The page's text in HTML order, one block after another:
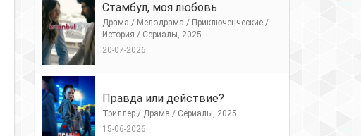
Стамбул, моя любовь
Драма / Мелодрама / Приключенческие /
История / Сериалы, 2025
20-07-2026
Правда или действие?
Триллер / Драма / Сериалы, 2025
15-06-2026